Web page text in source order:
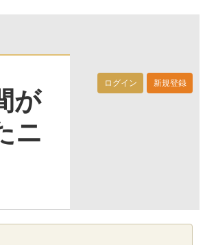
ログイン 新規登録
が
ニ